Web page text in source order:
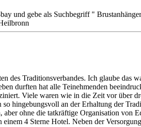
und gebe als Suchbegriff "
Traditionsverbandes. Ich glaube das
durften hat alle Teinehmenden
Viele waren wie in die Zeit vor über
hingebungsvoll an der Erhaltung der
ohne die tatkräftige Organisation von
4 Sterne Hotel. Neben der